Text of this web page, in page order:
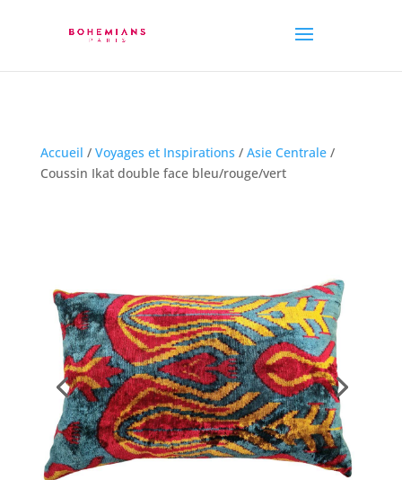
Accueil / Voyages et Inspirations / Asie Centrale/
Coussin Ikat double face bleu/rouge/vert